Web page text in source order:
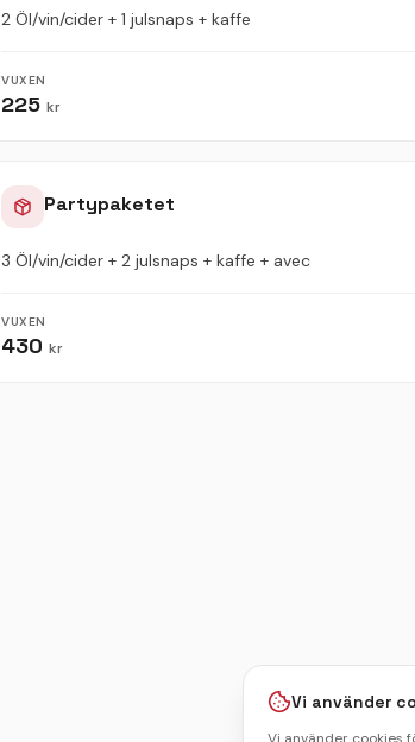
2 Öl/vin/cider + 1 julsnaps + kaffe
VUXEN
225 kr
Partypaketet
3 Öl/vin/cider + 2 julsnaps + kaffe + avec
VUXEN
430 kr
Vi använder